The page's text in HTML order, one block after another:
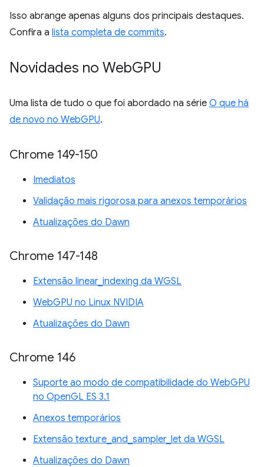
Isso abrange apenas alguns dos principais destaques.
Confira a lista completa de commits.
Novidades no WebGPU
Uma lista de tudo o que foi abordado na série O que há
de novo no WebGPU.
Chrome 149-150
Imediatos
Validação mais rigorosa para anexos temporários
Atualizações do Dawn
Chrome 147-148
Extensão linear_indexing da WGSL
WebGPU no Linux NVIDIA
Atualizações do Dawn
Chrome 146
Suporte ao modo de compatibilidade do WebGPU
no OpenGL ES 3.1
Anexos temporários
Extensão texture_and_sampler_let da WGSL
Atualizações do Dawn